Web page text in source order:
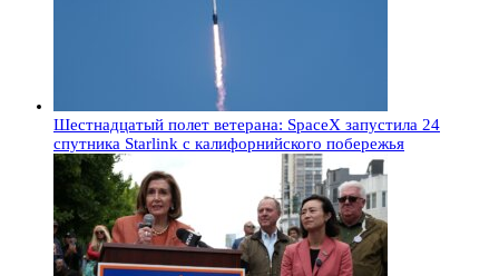
Шестнадцатый полет ветерана: SpaceX запустила 24
спутника Starlink с калифорнийского побережья